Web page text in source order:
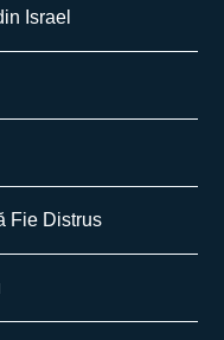
Israel
Fie Distrus